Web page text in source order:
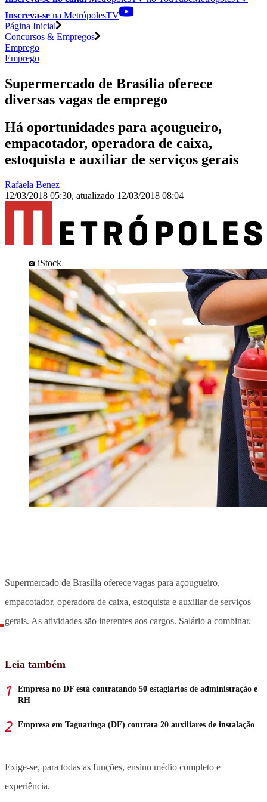
Inscreva-se na MetrópolesTV
Página Inicial
Concursos & Empregos
Emprego
Emprego
Supermercado de Brasília oferece
diversas vagas de emprego
Há oportunidades para açougueiro,
empacotador, operadora de caixa,
estoquista e auxiliar de serviços gerais
Rafaela Benez
12/03/2018 05:30, atualizado 12/03/2018 08:04
iStock
Supermercado de Brasília oferece vagas para açougueiro,
empacotador, operadora de caixa, estoquista e auxiliar de serviços
gerais. As atividades são inerentes aos cargos. Salário a combinar.
Leia também
Empresa no DF está contratando 50 estagiários de administração e
RH
Empresa em Taguatinga (DF) contrata 20 auxiliares de instalação
Exige-se, para todas as funções, ensino médio completo e
experiência.